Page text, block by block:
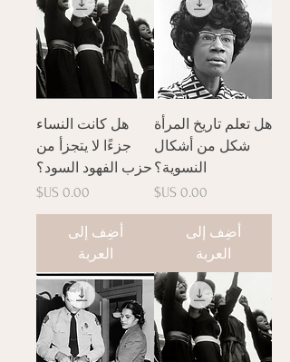
هل تعلم تاريخ المرأة
شكل من أشكال
النسوية؟
السعر
أضِف إلى
العربة
هل كانت النساء
جزءًا لا يتجزأ من
حزب الفهود السود؟
السعر
أضِف إلى
العربة